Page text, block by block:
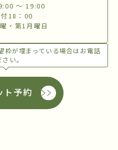
〜 19:00
18：00
・第1月曜日
が埋まっている場合はお電話
い。
ト予約